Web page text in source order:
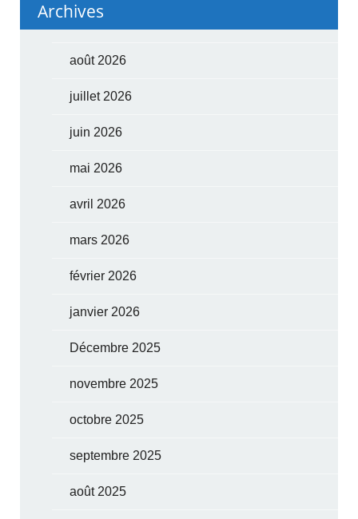
Archives
août 2026
juillet 2026
juin 2026
mai 2026
avril 2026
mars 2026
février 2026
janvier 2026
Décembre 2025
novembre 2025
octobre 2025
septembre 2025
août 2025